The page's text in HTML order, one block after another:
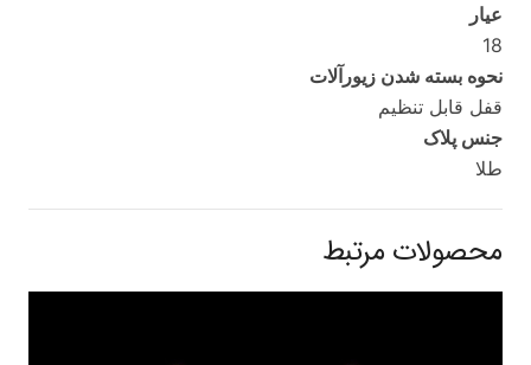
عیار
18
نحوه بسته شدن زیورآلات
قفل قابل تنظیم
جنس پلاک
طلا
محصولات مرتبط